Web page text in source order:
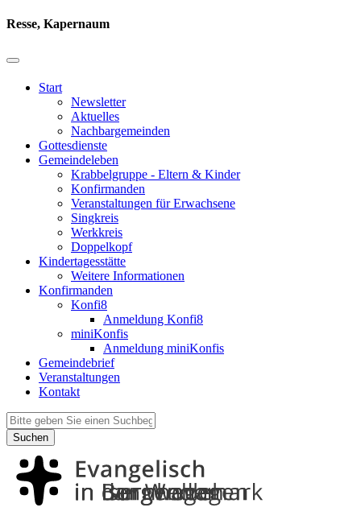
Resse, Kapernaum
Start
Newsletter
Aktuelles
Nachbargemeinden
Gottesdienste
Gemeindeleben
Krabbelgruppe - Eltern & Kinder
Konfirmanden
Veranstaltungen für Erwachsene
Singkreis
Werkkreis
Doppelkopf
Kindertagesstätte
Weitere Informationen
Konfirmanden
Konfi8
Anmeldung Konfi8
miniKonfis
Anmeldung miniKonfis
Gemeindebrief
Veranstaltungen
Kontakt
Suchen